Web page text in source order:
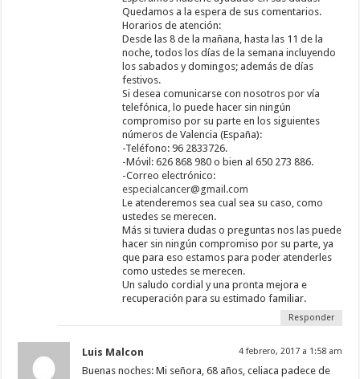
Quedamos a la espera de sus comentarios.
Horarios de atención:
Desde las 8 de la mañana, hasta las 11 de la
noche, todos los días de la semana incluyendo
los sabados y domingos; además de días
festivos.
Si desea comunicarse con nosotros por vía
telefónica, lo puede hacer sin ningún
compromiso por su parte en los siguientes
números de Valencia (España):
-Teléfono: 96 2833726.
-Móvil: 626 868 980 o bien al 650 273 886.
-Correo electrónico:
especialcancer@gmail.com
Le atenderemos sea cual sea su caso, como
ustedes se merecen.
Más si tuviera dudas o preguntas nos las puede
hacer sin ningún compromiso por su parte, ya
que para eso estamos para poder atenderles
como ustedes se merecen.
Un saludo cordial y una pronta mejora e
recuperación para su estimado familiar.
Responder
Luis Malcon 4 febrero, 2017 a 1:58 am
Buenas noches: Mi señora, 68 años, celiaca padece de